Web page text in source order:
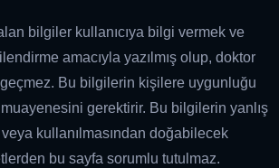
bilgiler kullanıcıya bilgi vermek ve
amacıyla yazılmış olup, doktor
Bu bilgilerin kişilere uygunluğu
gerektirir. Bu bilgilerin yanlış
veya kullanılmasından doğabilecek
bu sayfa sorumlu tutulmaz.